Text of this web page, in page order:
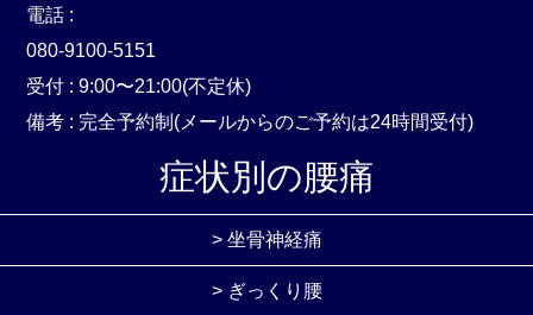
電話 :
080-9100-5151
受付 : 9:00〜21:00(不定休)
備考 : 完全予約制(メールからのご予約は24時間受付)
症状別の腰痛
> 坐骨神経痛
> ぎっくり腰